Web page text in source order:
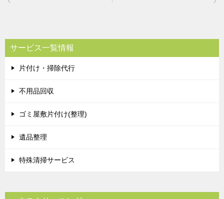
ビ
ゲ
ー
シ
サービス一覧情報
片付け・掃除代行
不用品回収
ゴミ屋敷片付け(整理)
遺品整理
特殊清掃サービス